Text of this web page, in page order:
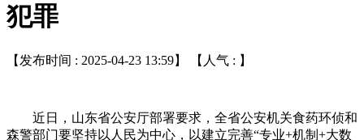
犯罪
【发布时间 : 2025-04-23 13:59】 【人气 : 】
近日，山东省公安厅部署要求，全省公安机关食药环侦和
森警部门要坚持以人民为中心，以建立完善“专业+机制+大数